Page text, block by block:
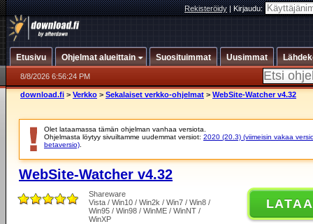
Rekisteröidy|Kirjaudu:
Etusivu Ohjelmat alueittain Suosituimmat Uusimmat
8/8/2026 6:56:24 PM
download.fi > Verkko > Sekalaiset verkko-ohjelmat > WebSite-Watcher v4.32
Olet lataamassa tämän ohjelman vanhaa versiota.
Ohjelmasta löytyy sivuiltamme uudemmat versiot: 2020 (20.3) (viimeisin vakaa
betaversio)
WebSite-Watcher v4.32
Shareware
Vista / Win10 / Win2k / Win7 / Win8 /
Win95 / Win98 / WinME / WinNT /
WinXP
LATAA